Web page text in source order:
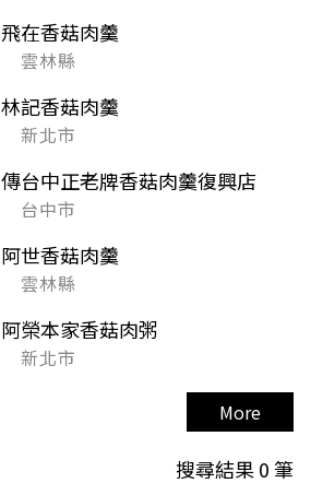
飛在香菇肉羹
雲林縣
林記香菇肉羹
新北市
傳台中正老牌香菇肉羹復興店
台中市
阿世香菇肉羹
雲林縣
阿榮本家香菇肉粥
新北市
More
搜尋結果0筆